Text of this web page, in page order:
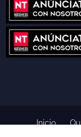
Inicio